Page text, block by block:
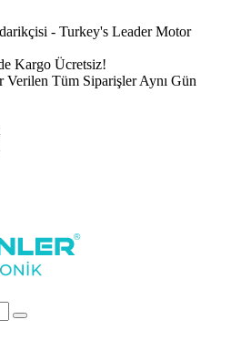
- Turkey's Leader Motor
Kargo Ücretsiz!
Verilen Tüm Siparişler Aynı Gün